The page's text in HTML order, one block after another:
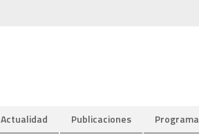
Actualidad Publicaciones Programa